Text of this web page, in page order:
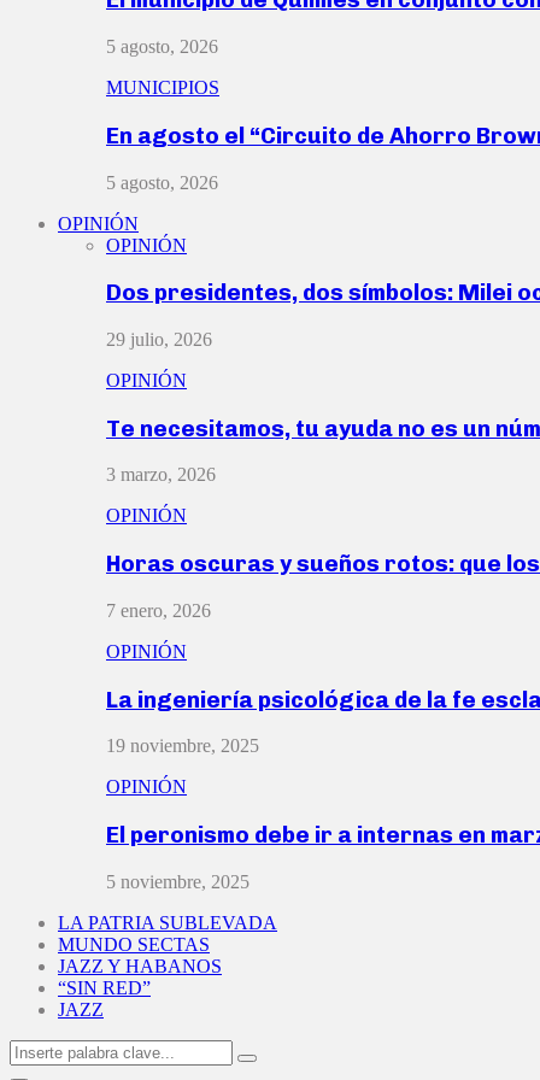
5 agosto, 2026
MUNICIPIOS
En agosto el “Circuito de Ahorro
5 agosto, 2026
OPINIÓN
OPINIÓN
Dos presidentes, dos símbolos: Milei
29 julio, 2026
OPINIÓN
Te necesitamos, tu ayuda no es un
3 marzo, 2026
OPINIÓN
Horas oscuras y sueños rotos: que
7 enero, 2026
OPINIÓN
La ingeniería psicológica de la fe
19 noviembre, 2025
OPINIÓN
El peronismo debe ir a internas en
5 noviembre, 2025
LA PATRIA SUBLEVADA
MUNDO SECTAS
JAZZ Y HABANOS
“SIN RED”
JAZZ
Search
for:
Search